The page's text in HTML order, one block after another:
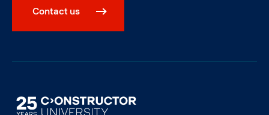
Contact us
Image